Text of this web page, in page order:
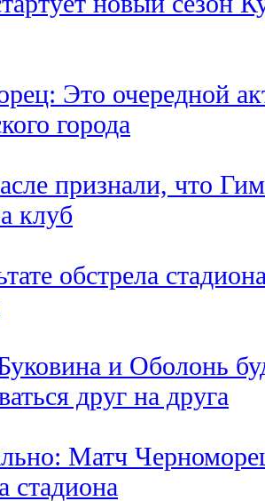
Это очередной
города
признали, что
клуб
обстрела
и Оболонь
друг на друга
Матч
стадиона